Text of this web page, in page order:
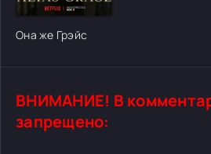
[/
Она же Грэйс
ВНИМАНИЕ! В
запрещено: